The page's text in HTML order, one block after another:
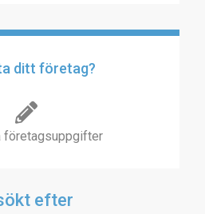
ditt företag?
företagsuppgifter
efter